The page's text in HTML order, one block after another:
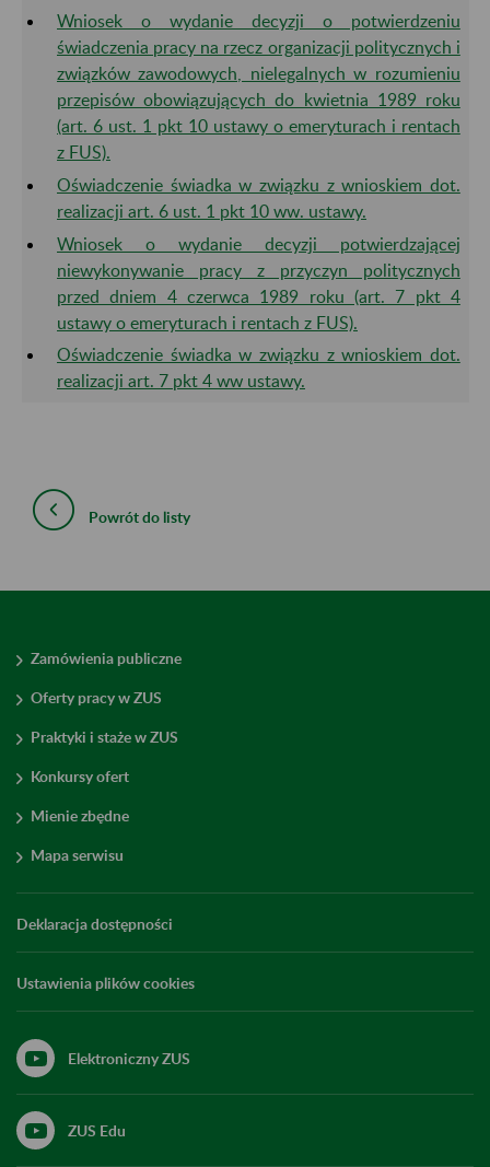
Wniosek o wydanie decyzji o potwierdzeniu
świadczenia pracy na rzecz organizacji politycznych i
związków zawodowych, nielegalnych w rozumieniu
przepisów obowiązujących do kwietnia 1989 roku
(art. 6 ust. 1 pkt 10 ustawy o emeryturach i rentach
z FUS).
Oświadczenie świadka w związku z wnioskiem dot.
realizacji art. 6 ust. 1 pkt 10 ww. ustawy.
Wniosek o wydanie decyzji potwierdzającej
niewykonywanie pracy z przyczyn politycznych
przed dniem 4 czerwca 1989 roku (art. 7 pkt 4
ustawy o emeryturach i rentach z FUS).
Oświadczenie świadka w związku z wnioskiem dot.
realizacji art. 7 pkt 4 ww ustawy.
Powrót do listy
Zamówienia publiczne
Oferty pracy w ZUS
Praktyki i staże w ZUS
Konkursy ofert
Mienie zbędne
Mapa serwisu
Deklaracja dostępności
Ustawienia plików cookies
Elektroniczny ZUS
ZUS Edu